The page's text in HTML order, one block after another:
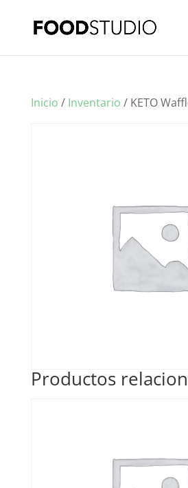
Inicio / Inventario / KETO
Productos